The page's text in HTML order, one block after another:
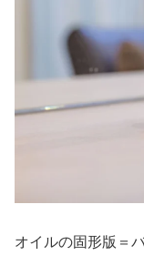
オイルの固形版＝バ